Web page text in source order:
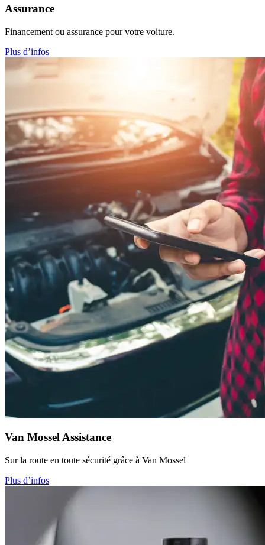
Assurance
Financement ou assurance pour votre voiture.
Plus d’infos
Van Mossel Assistance
Sur la route en toute sécurité grâce à Van Mossel
Plus d’infos